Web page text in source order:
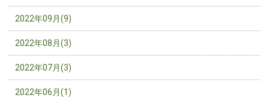
2022年09月(9)
2022年08月(3)
2022年07月(3)
2022年06月(1)